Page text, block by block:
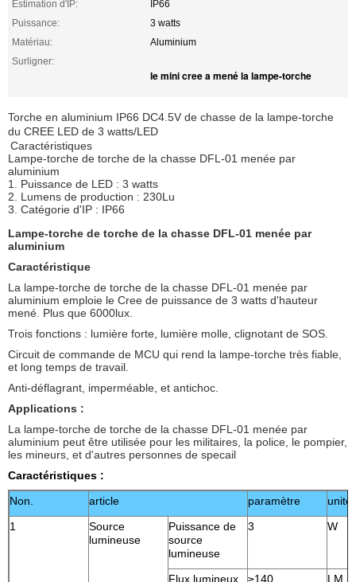
Estimation d'IP:
IP66
Puissance:
3 watts
Matériau:
Aluminium
Surligner:
le mini cree a mené la lampe-torche
Torche en aluminium IP66 DC4.5V de chasse de la lampe-torche
du CREE LED de 3 watts/LED
Caractéristiques
Lampe-torche de torche de la chasse DFL-01 menée par
aluminium
1. Puissance de LED : 3 watts
2. Lumens de production : 230Lu
3. Catégorie d'IP : IP66
Lampe-torche de torche de la chasse DFL-01 menée par
aluminium
Caractéristique
La lampe-torche de torche de la chasse DFL-01 menée par
aluminium emploie le Cree de puissance de 3 watts d'hauteur
mené. Plus que 6000lux.
Trois fonctions : lumière forte, lumière molle, clignotant de SOS.
Circuit de commande de MCU qui rend la lampe-torche très fiable,
et long temps de travail.
Anti-déflagrant, imperméable, et antichoc.
Applications :
La lampe-torche de torche de la chasse DFL-01 menée par
aluminium peut être utilisée pour les militaires, la police, le pompier,
les mineurs, et d'autres personnes de specail
Caractéristiques :
Non.
article paramètre
unité
1
Source
lumineuse
Puissance de
source
lumineuse
3 W
Flux lumineux ≥140 LM